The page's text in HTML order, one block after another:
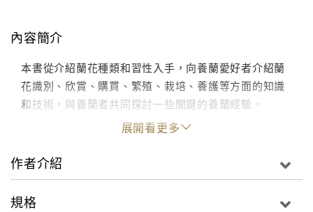
內容簡介
本書從介紹蘭花種類和習性入手，向養蘭愛好者介紹蘭
花識別、欣賞、購買、繁殖、栽培、養護等方面的知識
和技術，與養蘭者共同探討一些關鍵的養蘭經驗。
展開看更多
作者介紹
規格